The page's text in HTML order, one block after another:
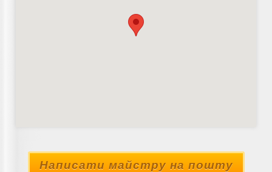
Написати майстру на пошту